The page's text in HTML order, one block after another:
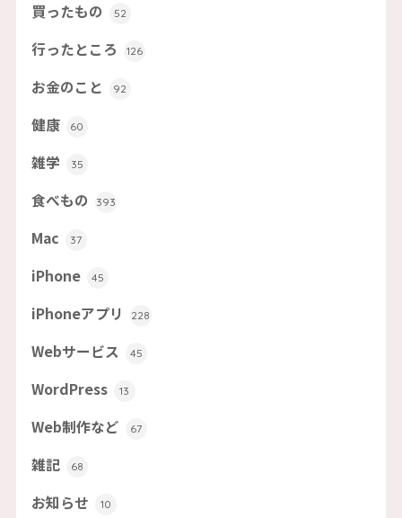
買ったもの 52
行ったところ 126
お金のこと 92
健康 60
雑学 35
食べもの 393
Mac 37
iPhone 45
iPhoneアプリ 228
Webサービス 45
WordPress 13
Web制作など 67
雑記 68
お知らせ 10